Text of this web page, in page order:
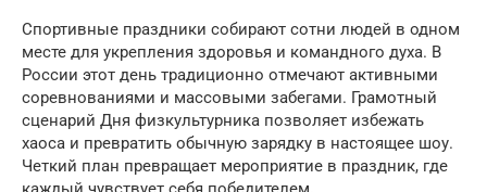
Спортивные праздники собирают сотни людей в одном
месте для укрепления здоровья и командного духа. В
России этот день традиционно отмечают активными
соревнованиями и массовыми забегами. Грамотный
сценарий Дня физкультурника позволяет избежать
хаоса и превратить обычную зарядку в настоящее шоу.
Четкий план превращает мероприятие в праздник, где